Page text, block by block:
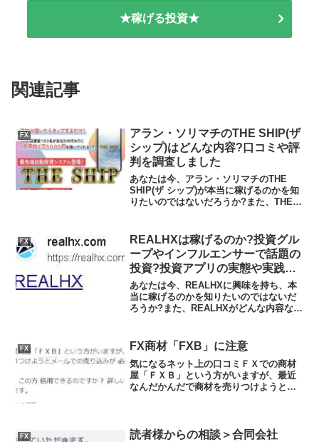
★稼げる投資★
関連記事
FX
アラン・ソリマチのTHE SHIP(ザ
シップ)はどんな内容?口コミや評
判を調査しました
あなたは今、アラン・ソリマチのTHE
SHIP(ザ シップ)が本当に稼げるのかを知
りたいのではないだろうか?また、THE
か？答えを言うと、稼げる可能性は低く
お...
FX
REALHXは稼げるのか?投資グル
ープやインフルエンサーで話題の
投資?投資アプリの実態や実践者
の声、口コミや評判を調査しまし
た
あなたは今、REALHXに興味を持ち、本
当に稼げるのかを知りたいのではないだ
ろうか?また、REALHXがどんな内容なの
日本の金融庁の登録なしの無許可営業の
サイトであ...
FX FX商材「FXB」に注意
気になるネット上の口コミＦＸでの商材
屋「ＦＸＢ」という方がいますが、最近
なんだかんだで商材を売りつけようとメ
※※解説必死で売り込...
FX
読者様からの相談＞合同会社